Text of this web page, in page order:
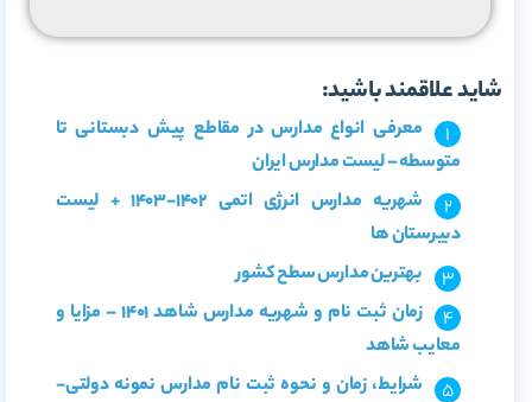
شاید علاقمند باشید:
معرفی انواع مدارس در مقاطع پیش دبستانی تا
متوسطه – لیست مدارس ایران
شهریه مدارس انرژی اتمی 1402-1403 + لیست
دبیرستان ها
بهترین مدارس سطح کشور
زمان ثبت نام و شهریه مدارس شاهد 1401 – مزایا و
معایب شاهد
شرایط، زمان و نحوه ثبت نام مدارس نمونه دولتی-